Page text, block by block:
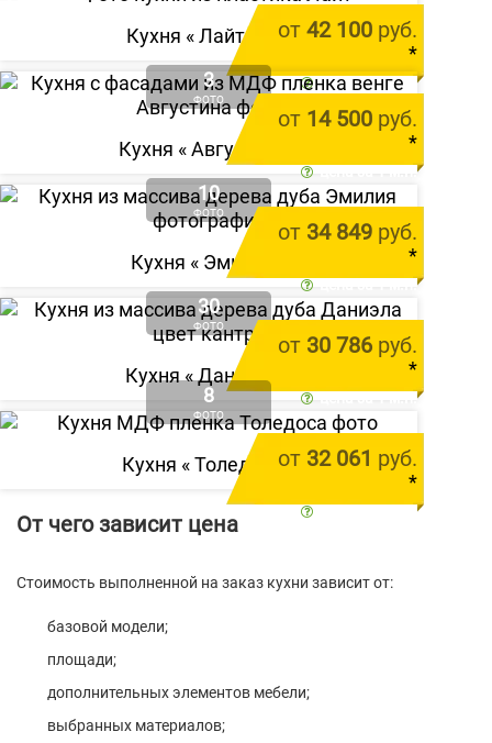
от 42 100 руб.
*
цена за 1 м.п.
Кухня «Лайтола »
3
ФОТО
от 14 500 руб.
*
Кухня «Августина
10
ФОТО
от 34 849 руб.
*
Кухня « Эмилия
30
ФОТО
от 30 786 руб.
*
Кухня «Даниэла
8
ФОТО
от 32 061 руб.
*
Кухня «Толедоса»
От чего зависит цена
Стоимость выполненной на заказ кухни зависит от:
базовой модели;
площади;
дополнительных элементов мебели;
выбранных материалов;